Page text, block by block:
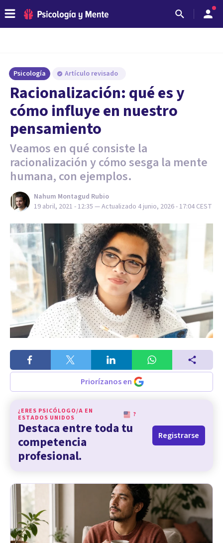
Psicología Artículo revisado
Racionalización: qué es y
cómo influye en nuestro
pensamiento
Veamos en qué consiste la
racionalización y cómo sesga la mente
humana, con ejemplos.
Nahum Montagud Rubio
19 abril, 2021 - 12:35 — Actualizado 4 junio, 2026 - 17:04 CEST
Priorízanos en
¿ERES PSICÓLOGO/A EN
ESTADOS UNIDOS
?
Destaca entre toda tu
competencia
profesional.
Registrarse